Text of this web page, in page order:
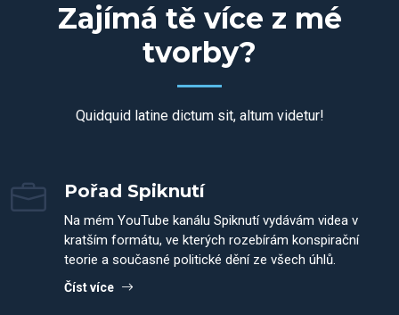
Zajímá tě více z mé
tvorby?
Quidquid latine dictum sit, altum videtur!
Pořad Spiknutí
Na mém YouTube kanálu Spiknutí vydávám videa v
kratším formátu, ve kterých rozebírám konspirační
teorie a současné politické dění ze všech úhlů.
Číst více